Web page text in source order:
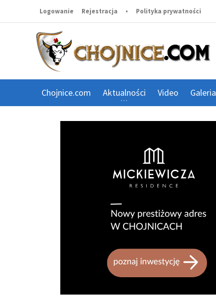
Logowanie Rejestracja • Polityka prywatności
Chojnice.com Aktualności Video Galeria